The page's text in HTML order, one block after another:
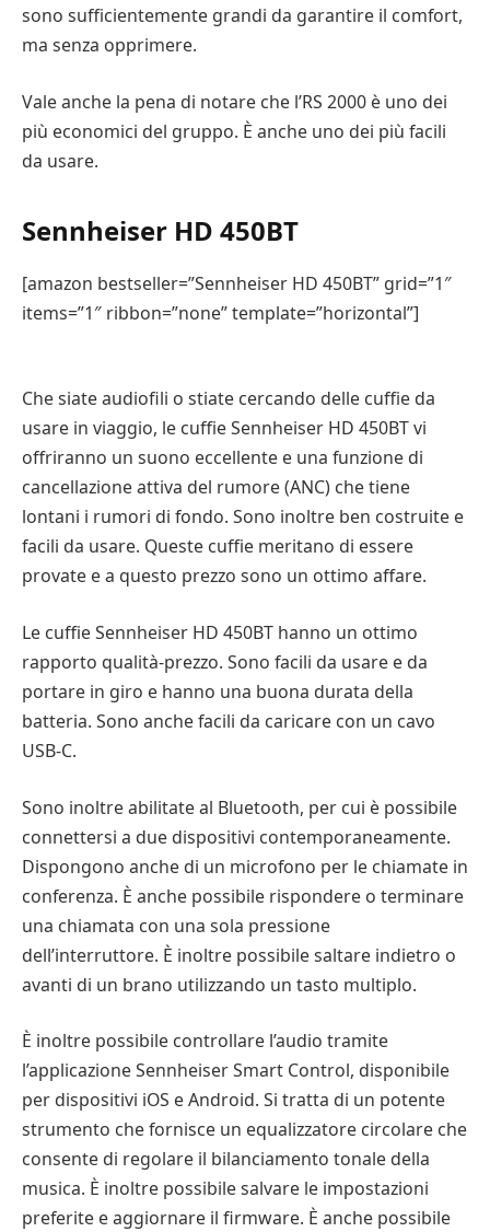
sono sufficientemente grandi da garantire il comfort,
ma senza opprimere.
Vale anche la pena di notare che l’RS 2000 è uno dei
più economici del gruppo. È anche uno dei più facili
da usare.
Sennheiser HD 450BT
[amazon bestseller=”Sennheiser HD 450BT” grid=”1″
items=”1″ ribbon=”none” template=”horizontal”]
Che siate audiofili o stiate cercando delle cuffie da
usare in viaggio, le cuffie Sennheiser HD 450BT vi
offriranno un suono eccellente e una funzione di
cancellazione attiva del rumore (ANC) che tiene
lontani i rumori di fondo. Sono inoltre ben costruite e
facili da usare. Queste cuffie meritano di essere
provate e a questo prezzo sono un ottimo affare.
Le cuffie Sennheiser HD 450BT hanno un ottimo
rapporto qualità-prezzo. Sono facili da usare e da
portare in giro e hanno una buona durata della
batteria. Sono anche facili da caricare con un cavo
USB-C.
Sono inoltre abilitate al Bluetooth, per cui è possibile
connettersi a due dispositivi contemporaneamente.
Dispongono anche di un microfono per le chiamate in
conferenza. È anche possibile rispondere o terminare
una chiamata con una sola pressione
dell’interruttore. È inoltre possibile saltare indietro o
avanti di un brano utilizzando un tasto multiplo.
È inoltre possibile controllare l’audio tramite
l’applicazione Sennheiser Smart Control, disponibile
per dispositivi iOS e Android. Si tratta di un potente
strumento che fornisce un equalizzatore circolare che
consente di regolare il bilanciamento tonale della
musica. È inoltre possibile salvare le impostazioni
preferite e aggiornare il firmware. È anche possibile